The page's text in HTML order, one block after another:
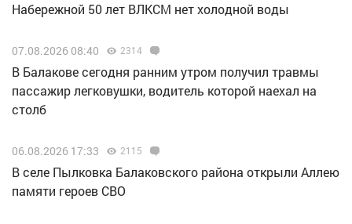
Набережной 50 лет ВЛКСМ нет холодной воды
07.08.2026 08:40 2314
В Балакове сегодня ранним утром получил травмы
пассажир легковушки, водитель которой наехал на
столб
06.08.2026 17:33 2115
В селе Пылковка Балаковского района открыли Аллею
памяти героев СВО